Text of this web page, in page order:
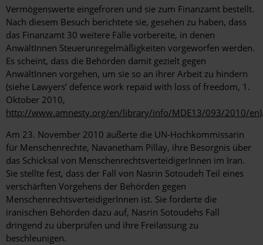
Vermögenswerte eingefroren und sie zum Finanzamt bestellt.
Nach diesem Besuch berichtete sie, gesehen zu haben, dass
das Finanzamt 30 weitere Fälle vorbereite, in denen
AnwältInnen Steuerunregelmäßigkeiten vorgeworfen werden.
Es scheint, dass die Behörden damit gezielt gegen
AnwältInnen vorgehen, um sie so an ihrer Arbeit zu hindern
(siehe Lawyers’ defence work repaid with loss of freedom, 1.
Oktober 2010,
http://www.amnesty.org/en/library/info/MDE13/093/2010/en
Am 23. November 2010 äußerte die UN-Hochkommissarin
für Menschenrechte, Navanetham Pillay, ihre Besorgnis über
das Schicksal von MenschenrechtsverteidigerInnen im Iran.
Sie stellte fest, dass der Fall von Nasrin Sotoudeh Teil eines
verschärften Vorgehens der Behörden gegen
MenschenrechtsverteidigerInnen ist. Sie forderte die
iranischen Behörden dazu auf, Nasrin Sotoudehs Fall
dringend zu überprüfen und ihre Freilassung zu
beschleunigen.